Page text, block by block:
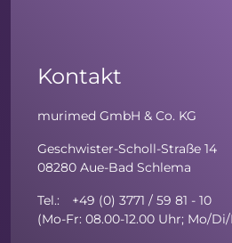
Kontakt
murimed GmbH & Co. KG
Geschwister-Scholl-Straße 14
08280 Aue-Bad Schlema
Tel.: +49 (0) 3771 / 59 81 - 10
(Mo-Fr: 08.00-12.00 Uhr; Mo/Di/